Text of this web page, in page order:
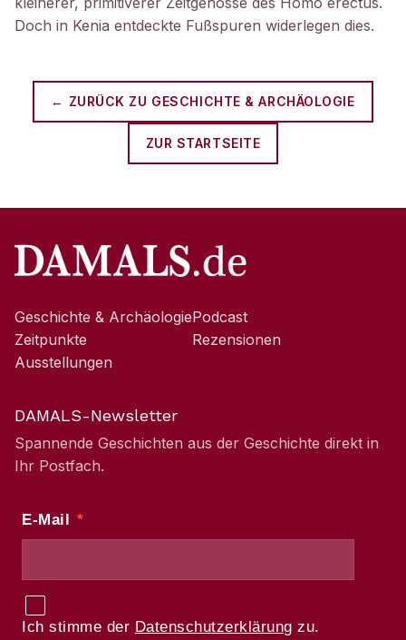
Doch in Kenia entdeckte Fußspuren widerlegen dies.
← ZURÜCK ZU GESCHICHTE & ARCHÄOLOGIE
ZUR STARTSEITE
Geschichte & Archäologie
Zeitpunkte
Ausstellungen
Podcast
Rezensionen
DAMALS-Newsletter
Spannende Geschichten aus der Geschichte direkt in
Ihr Postfach.